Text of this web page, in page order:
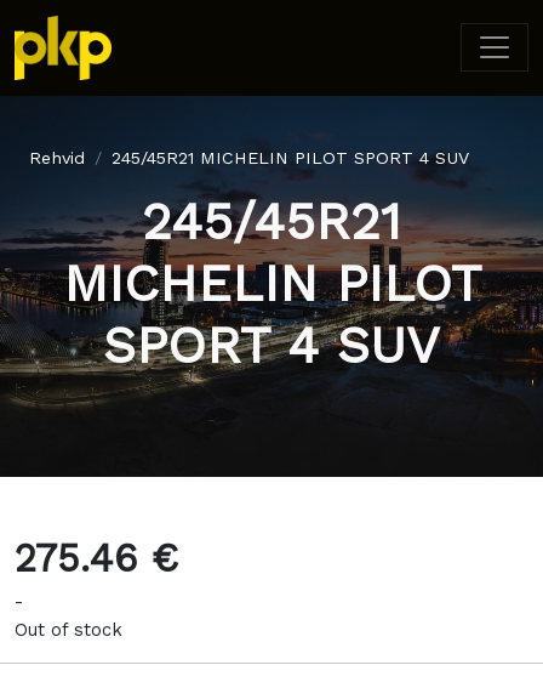
Rehvid 245/45R21 MICHELIN PILOT SPORT 4 SUV
245/45R21
MICHELIN PILOT
SPORT 4 SUV
275.46 €
-
Out of stock